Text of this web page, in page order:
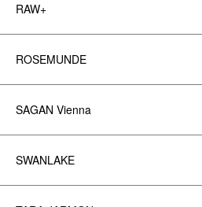
RAW+
ROSEMUNDE
SAGAN Vienna
SWANLAKE